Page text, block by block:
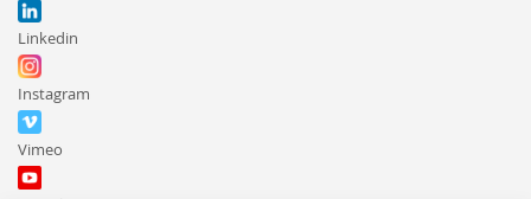
Linkedin
Instagram
Vimeo